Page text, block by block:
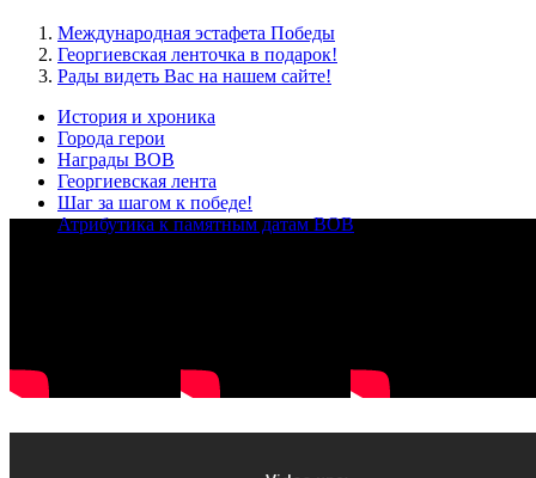
Международная эстафета Победы
Георгиевская ленточка в подарок!
Рады видеть Вас на нашем сайте!
История и хроника
Города герои
Награды ВОВ
Георгиевская лента
Шаг за шагом к победе!
Атрибутика к памятным датам ВОВ